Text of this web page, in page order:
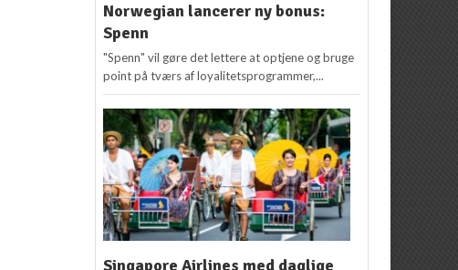
Norwegian lancerer ny bonus:
Spenn
"Spenn" vil gøre det lettere at optjene og bruge
point på tværs af loyalitetsprogrammer,...
Singapore Airlines med daglige